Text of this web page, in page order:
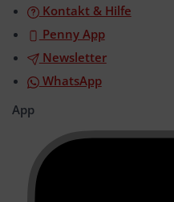
Kontakt & Hilfe
Penny App
Newsletter
WhatsApp
App